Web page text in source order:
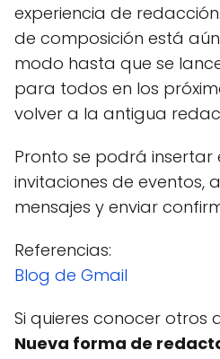
experiencia de
de composición está
modo hasta que se
para todos en los
volver a la antigua
Pronto se podrá insertar
invitaciones de eventos,
mensajes y enviar
Referencias:
Blog de Gmail
Si quieres conocer otros
Nueva forma de